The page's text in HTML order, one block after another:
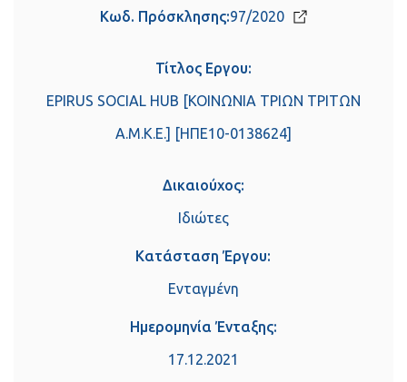
Κωδ. Πρόσκλησης:97/2020
Τίτλος Εργου:
EPIRUS SOCIAL HUB [ΚΟΙΝΩΝΙΑ ΤΡΙΩΝ ΤΡΙΤΩΝ
Α.Μ.Κ.Ε.] [ΗΠΕ10-0138624]
Δικαιούχος:
Ιδιώτες
Κατάσταση Έργου:
Ενταγμένη
Ημερομηνία Ένταξης:
17.12.2021